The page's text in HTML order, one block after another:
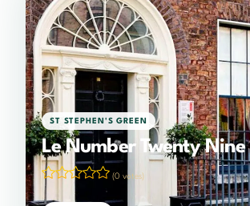
ST STEPHEN'S GREEN
Le Number Twenty Nine
(0 votes)